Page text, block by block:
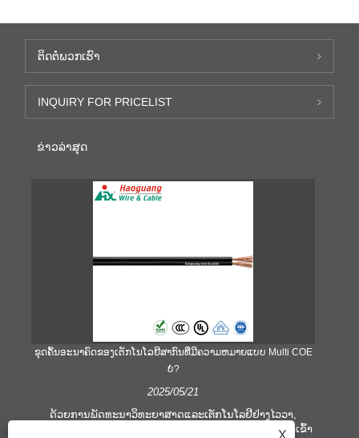
ຕິດ​ຕໍ່​ພວກ​ເຮົາ
INQUIRY FOR PRICELIST
ຂ່າວ​ລ່າ​ສຸດ
ຂຸດຄົ້ນອະນາຄົດຂອງເຕັກໂນໂລຍີສາກົນທີ່ມີຄວາມຫມາຍແບບ Multi COE
ບໍ?
2025/05/21
ດ້ວຍການພັດທະນາວິທະຍາສາດແລະເຕັກໂນໂລຢີຢ່າງໄວວາ,
ເຕັກໂນໂລຢີສາຍເຄເບີນຍັງມີການພັດທະນາຢ່າງໄວວາເພື່ອປັບຕົວເຂົ້າ
X